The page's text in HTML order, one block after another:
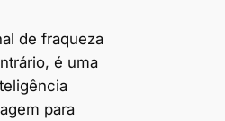
de fraqueza
é uma
para